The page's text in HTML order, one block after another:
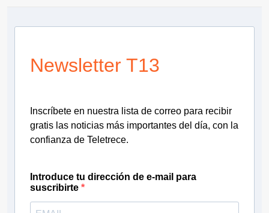
Newsletter T13
Inscríbete en nuestra lista de correo para recibir
gratis las noticias más importantes del día, con la
confianza de Teletrece.
Introduce tu dirección de e-mail para
suscribirte